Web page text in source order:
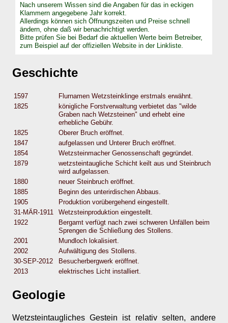
Nach unserem Wissen sind die Angaben für das in eckigen
Klammern angegebene Jahr korrekt.
Allerdings können sich Öffnungszeiten und Preise schnell
ändern, ohne daß wir benachrichtigt werden.
Bitte prüfen Sie bei Bedarf die aktuellen Werte beim Betreiber,
zum Beispiel auf der offiziellen Website in der Linkliste.
Geschichte
1597
Flurnamen Wetzsteinklinge erstmals erwähnt.
1825
königliche Forstverwaltung verbietet das "wilde
Graben nach Wetzsteinen" und erhebt eine
erhebliche Gebühr.
1825
Oberer Bruch eröffnet.
1847
aufgelassen und Unterer Bruch eröffnet.
1854
Wetzsteinmacher Genossenschaft gegründet.
1879
wetzsteintaugliche Schicht keilt aus und Steinbruch
wird aufgelassen.
1880
neuer Steinbruch eröffnet.
1885
Beginn des unterirdischen Abbaus.
1905
Produktion vorübergehend eingestellt.
31-MÄR-1911
Wetzsteinproduktion eingestellt.
1922
Bergamt verfügt nach zwei schweren Unfällen beim
Sprengen die Schließung des Stollens.
2001
Mundloch lokalisiert.
2002
Aufwältigung des Stollens.
30-SEP-2012
Besucherbergwerk eröffnet.
2013
elektrisches Licht installiert.
Geologie
Wetzsteintaugliches Gestein ist relativ selten, andere